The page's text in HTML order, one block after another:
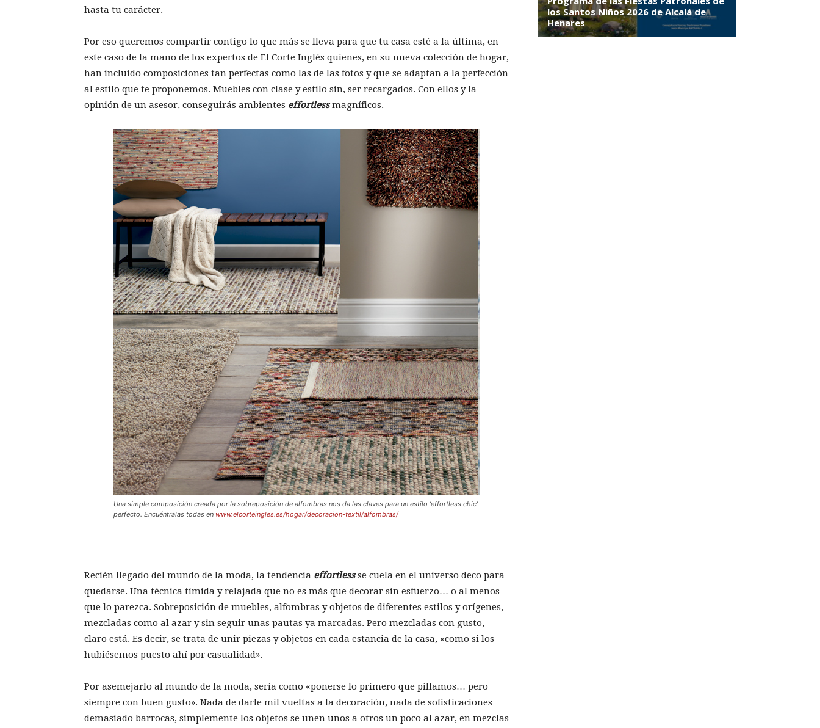
hasta tu carácter.
Por eso queremos compartir contigo lo que más se lleva para que tu casa esté a la última, en
este caso de la mano de los expertos de El Corte Inglés quienes, en su nueva colección de hogar,
han incluido composiciones tan perfectas como las de las fotos y que se adaptan a la perfección
al estilo que te proponemos. Muebles con clase y estilo sin, ser recargados. Con ellos y la
opinión de un asesor, conseguirás ambientes effortlessmagníficos.
Una simple composición creada por la sobreposición de alfombras nos da las claves para un estilo ‘effortless chic’
perfecto. Encuéntralas todas en www.elcorteingles.es/hogar/decoracion-textil/alfombras/
Recién llegado del mundo de la moda, la tendencia effortlessse cuela en el universo deco para
quedarse. Una técnica tímida y relajada que no es más que decorar sin esfuerzo… o al menos
que lo parezca. Sobreposición de muebles, alfombras y objetos de diferentes estilos y orígenes,
mezcladas como al azar y sin seguir unas pautas ya marcadas. Pero mezcladas con gusto,
claro está. Es decir, se trata de unir piezas y objetos en cada estancia de la casa, «como si los
hubiésemos puesto ahí por casualidad».
Por asemejarlo al mundo de la moda, sería como «ponerse lo primero que pillamos… pero
siempre con buen gusto». Nada de darle mil vueltas a la decoración, nada de sofisticaciones
demasiado barrocas, simplemente los objetos se unen unos a otros un poco al azar, en mezclas